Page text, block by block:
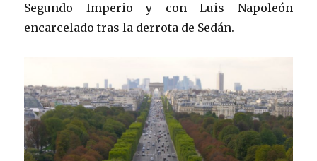
Segundo Imperio y con Luis Napoleón
encarcelado tras la derrota de Sedán.